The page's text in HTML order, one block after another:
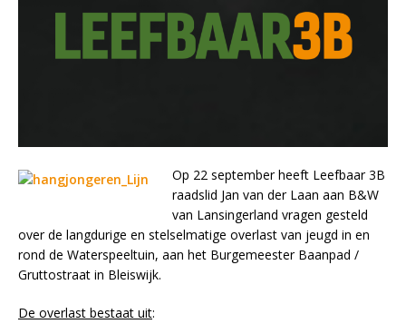
Op 22 september heeft Leefbaar 3B
raadslid Jan van der Laan aan B&W
van Lansingerland vragen gesteld
over de langdurige en stelselmatige overlast van jeugd in en
rond de Waterspeeltuin, aan het Burgemeester Baanpad /
Gruttostraat in Bleiswijk.
De overlast bestaat uit: